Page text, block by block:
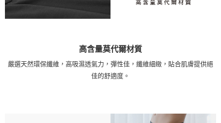
高含量莫代爾材質
嚴選天然環保纖維，高吸濕透氣力，彈性佳，纖維細緻，貼合肌膚提供絕
佳的舒適度。